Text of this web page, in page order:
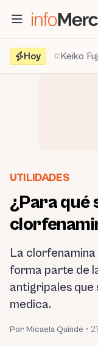
contenido
Hoy
Keiko
UTILIDADES
¿Para qué
La clorfenamina
forma parte de
antigripales que
medica.
Por Micaela Quinde •